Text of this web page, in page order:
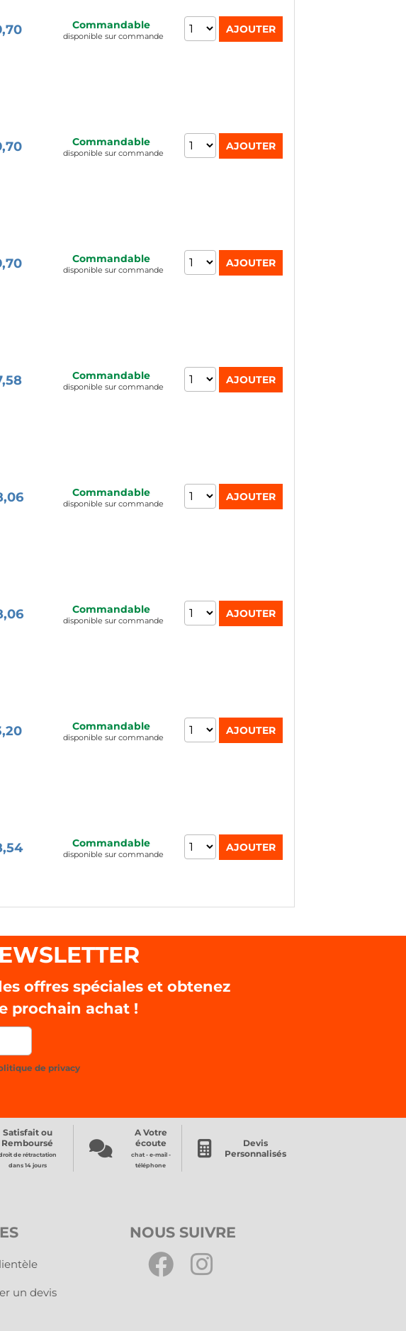
Commandable
disponible sur commande
Commandable
disponible sur commande
Commandable
disponible sur commande
Commandable
disponible sur commande
Commandable
disponible sur commande
Commandable
disponible sur commande
Commandable
disponible sur commande
Commandable
disponible sur commande
offres spéciales et obtenez
prochain achat !
de privacy
Satisfait ou
Remboursé
de rétractation
dans 14 jours
A Votre
écoute
chat - e-mail -
téléphone
Devis
Personnalisés
un devis
NOUS SUIVRE